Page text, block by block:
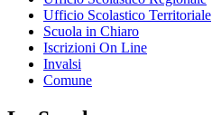
Ufficio Scolastico Territoriale
Scuola in Chiaro
Iscrizioni On Line
Invalsi
Comune